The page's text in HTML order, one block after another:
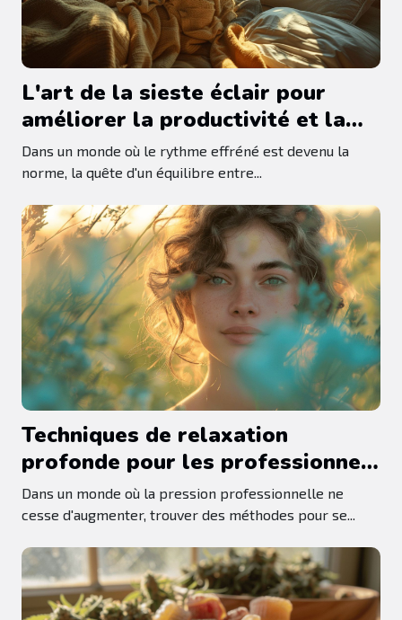
L'art de la sieste éclair pour
améliorer la productivité et la
santé mentale
Dans un monde où le rythme effréné est devenu la
norme, la quête d'un équilibre entre...
Techniques de relaxation
profonde pour les professionnels
surmenés
Dans un monde où la pression professionnelle ne
cesse d'augmenter, trouver des méthodes pour se...